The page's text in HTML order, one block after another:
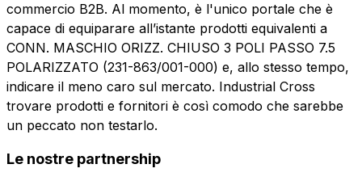
Invia la richiesta
commercio B2B. Al momento, è l'unico portale che è
capace di equiparare all’istante prodotti equivalenti a
CONN. MASCHIO ORIZZ. CHIUSO 3 POLI PASSO 7.5
POLARIZZATO (231-863/001-000) e, allo stesso tempo,
indicare il meno caro sul mercato. Industrial Cross
trovare prodotti e fornitori è così comodo che sarebbe
un peccato non testarlo.
Le nostre partnership